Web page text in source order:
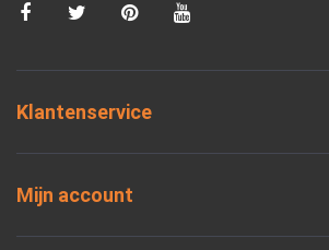
Klantenservice
Mijn account